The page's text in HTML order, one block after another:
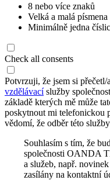
8 nebo více znaků
Velká a malá písmena
Minimálně jedna
Check all consents
Potvrzuji, že jsem si přečetl/
vzdělávacíslužby
základě kterých mě může
poskytnout mi telefonickou
vědomí, že odběr této
Souhlasím s tím, že
společnosti OANDA
a služeb, např.
zasílány na kontaktní